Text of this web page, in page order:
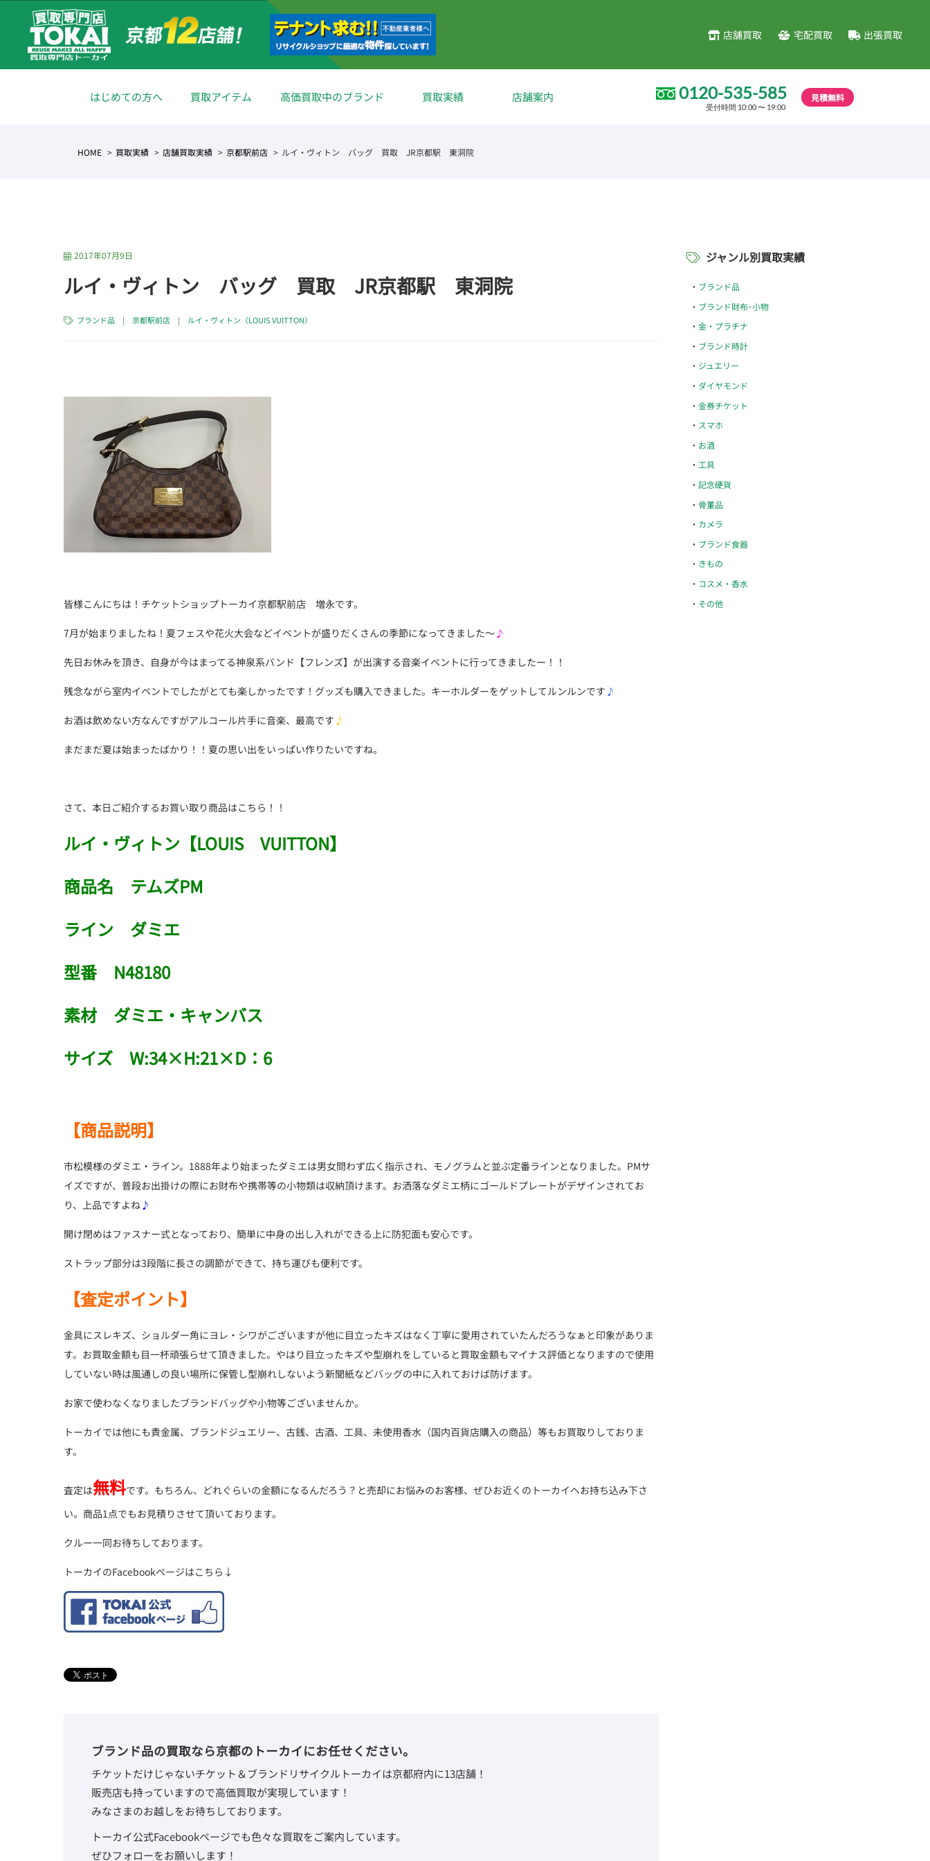
店舗買取 宅配買取 出張買取
はじめての方へ 買取アイテム 高価買取中のブランド 買取実績 店舗案内 0120-535-585
受付時間 10:00 〜 19:00
見積無料
HOME 買取実績 店舗買取実績 京都駅前店 ルイ・ヴィトン バッグ 買取 JR京都駅 東洞院
2017年07月9日
ルイ・ヴィトン バッグ 買取 JR京都駅 東洞院
ブランド品 |京都駅前店 | ルイ・ヴィトン（LOUIS VUITTON）
皆様こんにちは！チケットショップトーカイ京都駅前店 増永です。
7月が始まりましたね！夏フェスや花火大会などイベントが盛りだくさんの季節になってきました～♪
先日お休みを頂き、自身が今はまってる神泉系バンド【フレンズ】が出演する音楽イベントに行ってきましたー！！
残念ながら室内イベントでしたがとても楽しかったです！グッズも購入できました。キーホルダーをゲットしてルンルンです ♪
お酒は飲めない方なんですがアルコール片手に音楽、最高です ♪
まだまだ夏は始まったばかり！！夏の思い出をいっぱい作りたいですね。
さて、本日ご紹介するお買い取り商品はこちら！！
ルイ・ヴィトン【LOUIS VUITTON】
商品名 テムズPM
ライン ダミエ
型番 N48180
素材 ダミエ・キャンバス
サイズ W:34×H:21×D：6
【商品説明】
市松模様のダミエ・ライン。1888年より始まったダミエは男女問わず広く指示され、モノグラムと並ぶ定番ラインとなりました。PMサ
イズですが、普段お出掛けの際にお財布や携帯等の小物類は収納頂けます。お洒落なダミエ柄にゴールドプレートがデザインされてお
り、上品ですよね♪
開け閉めはファスナー式となっており、簡単に中身の出し入れができる上に防犯面も安心です。
ストラップ部分は3段階に長さの調節ができて、持ち運びも便利です。
【査定ポイント】
金具にスレキズ、ショルダー角にヨレ・シワがございますが他に目立ったキズはなく丁寧に愛用されていたんだろうなぁと印象がありま
す。お買取金額も目一杯頑張らせて頂きました。やはり目立ったキズや型崩れをしていると買取金額もマイナス評価となりますので使用
していない時は風通しの良い場所に保管し型崩れしないよう新聞紙などバッグの中に入れておけば防げます。
お家で使わなくなりましたブランドバッグや小物等ございませんか。
トーカイでは他にも貴金属、ブランドジュエリー、古銭、古酒、工具、未使用香水（国内百貨店購入の商品）等もお買取りしておりま
す。
査定は無料です。もちろん、どれぐらいの金額になるんだろう？と売却にお悩みのお客様、ぜひお近くのトーカイへお持ち込み下さ
い。商品1点でもお見積りさせて頂いております。
クルー一同お待ちしております。
トーカイのFacebookページはこちら↓
ブランド品の買取なら京都のトーカイにお任せください。
チケットだけじゃないチケット＆ブランドリサイクルトーカイは京都府内に13店舗！
販売店も持っていますので高価買取が実現しています！
みなさまのお越しをお待ちしております。
トーカイ公式Facebookページでも色々な買取をご案内しています。
ぜひフォローをお願いします！
ジャンル別買取実績
ブランド品
ブランド財布･小物
金・プラチナ
ブランド時計
ジュエリー
ダイヤモンド
金券チケット
スマホ
お酒
工具
記念硬貨
骨董品
カメラ
ブランド食器
きもの
コスメ・香水
その他